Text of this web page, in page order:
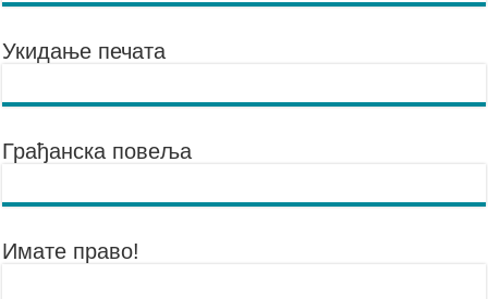
Укидање печата
Грађанска повеља
Имате право!